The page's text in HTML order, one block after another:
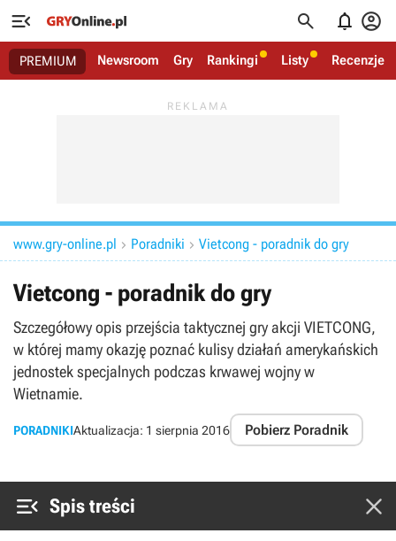
   
PREMIUM Newsroom Gry Rankingi Listy Recenzje
www.gry-online.pl  Poradniki  Vietcong - poradnik do gry
Vietcong - poradnik do gry
Szczegółowy opis przejścia taktycznej gry akcji VIETCONG,
w której mamy okazję poznać kulisy działań amerykańskich
jednostek specjalnych podczas krwawej wojny w
Wietnamie.
PORADNIKIAktualizacja: 1 sierpnia 2016 Pobierz Poradnik
 Spis treści 